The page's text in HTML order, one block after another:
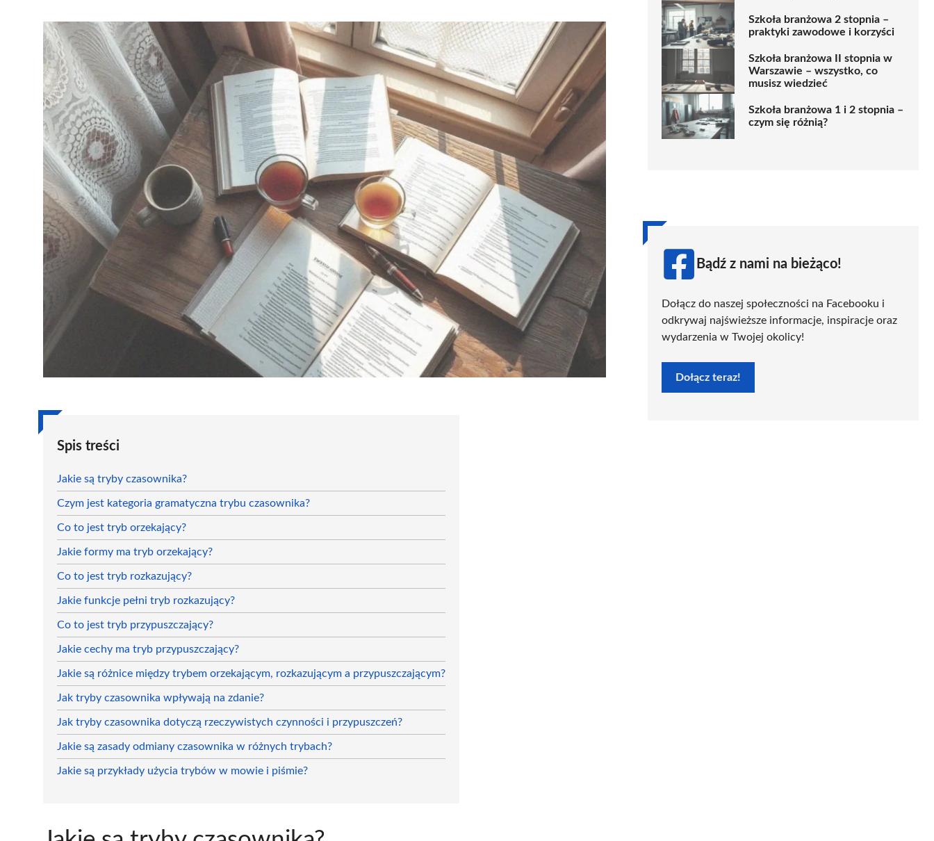
Spis treści
Jakie są tryby czasownika?
Czym jest kategoria gramatyczna trybu czasownika?
Co to jest tryb orzekający?
Jakie formy ma tryb orzekający?
Co to jest tryb rozkazujący?
Jakie funkcje pełni tryb rozkazujący?
Co to jest tryb przypuszczający?
Jakie cechy ma tryb przypuszczający?
Jakie są różnice między trybem orzekającym, rozkazującym a przypuszczającym?
Jak tryby czasownika wpływają na zdanie?
Jak tryby czasownika dotyczą rzeczywistych czynności i przypuszczeń?
Jakie są zasady odmiany czasownika w różnych trybach?
Jakie są przykłady użycia trybów w mowie i piśmie?
Szkoła branżowa 2 stopnia –
praktyki zawodowe i korzyści
Szkoła branżowa II stopnia w
Warszawie – wszystko, co
musisz wiedzieć
Szkoła branżowa 1 i 2 stopnia –
czym się różnią?
Bądź z nami na bieżąco!
Dołącz do naszej społeczności na Facebooku i
odkrywaj najświeższe informacje, inspiracje oraz
wydarzenia w Twojej okolicy!
Dołącz teraz!